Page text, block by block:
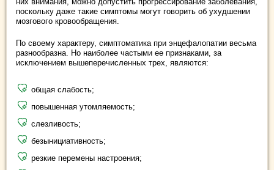
поскольку даже такие симптомы могут говорить об ухудшении
мозгового кровообращения.
По своему характеру, симптоматика при энцефалопатии весьма
разнообразна. Но наиболее частыми ее признаками, за
исключением вышеперечисленных трех, являются:
общая слабость;
повышенная утомляемость;
слезливость;
безынициативность;
резкие перемены настроения;